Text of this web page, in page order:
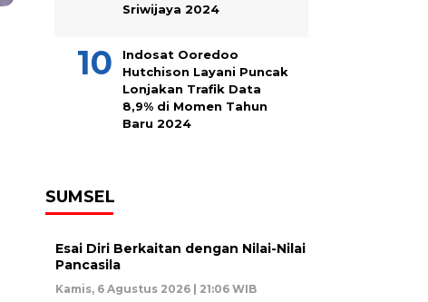
Sriwijaya 2024
Indosat Ooredoo
Hutchison Layani Puncak
Lonjakan Trafik Data
8,9% di Momen Tahun
Baru 2024
SUMSEL
Esai Diri Berkaitan dengan Nilai-Nilai
Pancasila
Kamis, 6 Agustus 2026 | 21:06 WIB